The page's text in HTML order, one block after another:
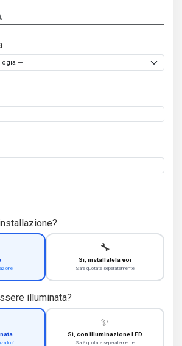
🔧
Sì, installatela voi
Sarà quotata separatamente
illuminata?
luci
✨
Sì, con illuminazione LED
Sarà quotata separatamente